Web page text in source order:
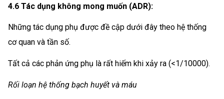
4.6 Tác dụng không mong muốn (ADR):
Những tác dụng phụ được đề cập dưới đây theo hệ thống
cơ quan và tần số.
Tất cả các phản ứng phụ là rất hiếm khi xảy ra (<1/10000).
Rối loạn hệ thống bạch huyết và máu